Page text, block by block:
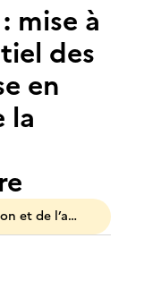
mise à
des
en
la
Financement de la formation et de l’apprentissage